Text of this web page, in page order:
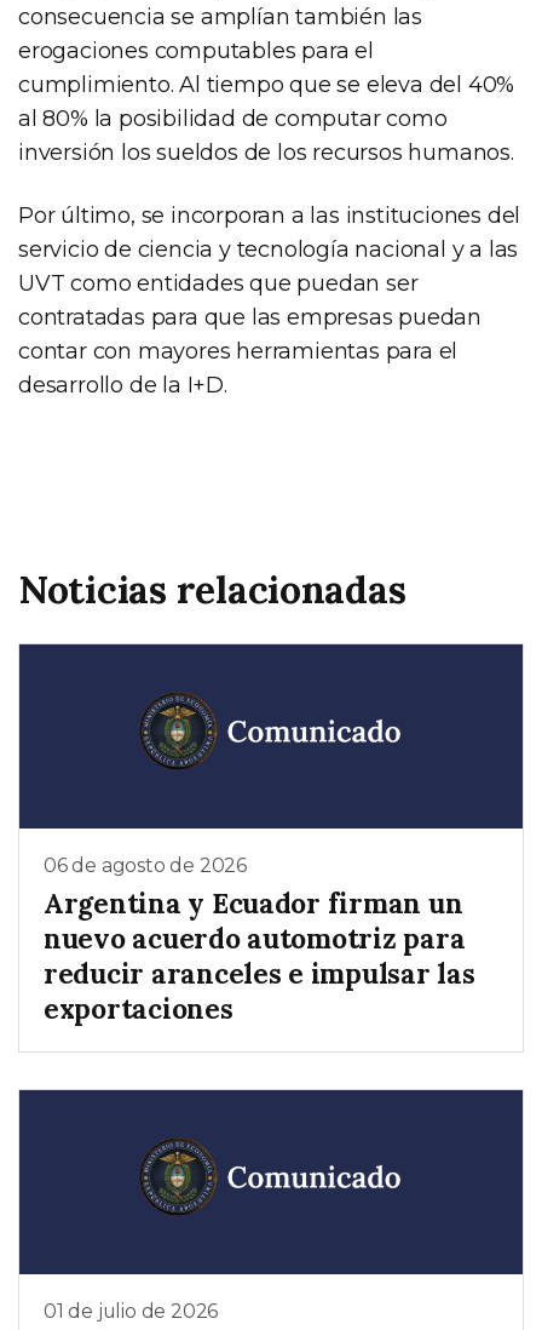
consecuencia se amplían también las
erogaciones computables para el
cumplimiento. Al tiempo que se eleva del 40%
al 80% la posibilidad de computar como
inversión los sueldos de los recursos humanos.
Por último, se incorporan a las instituciones del
servicio de ciencia y tecnología nacional y a las
UVT como entidades que puedan ser
contratadas para que las empresas puedan
contar con mayores herramientas para el
desarrollo de la I+D.
Noticias relacionadas
06 de agosto de 2026
Argentina y Ecuador firman un
nuevo acuerdo automotriz para
reducir aranceles e impulsar las
exportaciones
01 de julio de 2026